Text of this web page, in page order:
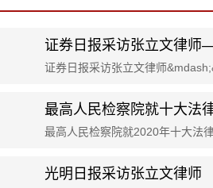
光明日报采访张立文律师